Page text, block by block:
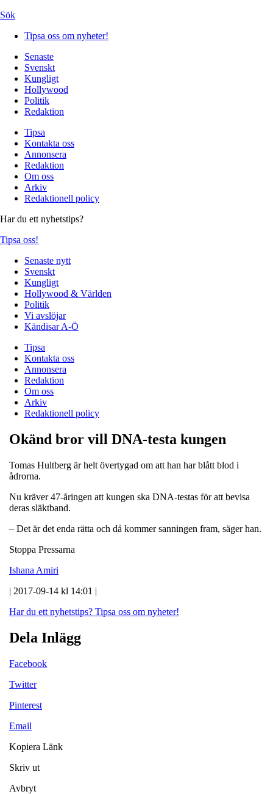
Sök
Tipsa oss om nyheter!
Senaste
Svenskt
Kungligt
Hollywood
Politik
Redaktion
Tipsa
Kontakta oss
Annonsera
Redaktion
Om oss
Arkiv
Redaktionell policy
Har du ett nyhetstips?
Tipsa oss!
Senaste nytt
Svenskt
Kungligt
Hollywood & Världen
Politik
Vi avslöjar
Kändisar A-Ö
Tipsa
Kontakta oss
Annonsera
Redaktion
Om oss
Arkiv
Redaktionell policy
Okänd bror vill DNA-testa kungen
Tomas Hultberg är helt övertygad om att han har blått blod i
ådrorna.
Nu kräver 47-åringen att kungen ska DNA-testas för att bevisa
deras släktband.
– Det är det enda rätta och då kommer sanningen fram, säger han.
Stoppa Pressarna
Ishana Amiri
| 2017-09-14 kl 14:01 |
Har du ett nyhetstips? Tipsa oss om nyheter!
Dela Inlägg
Facebook
Twitter
Pinterest
Email
Kopiera Länk
Skriv ut
Avbryt